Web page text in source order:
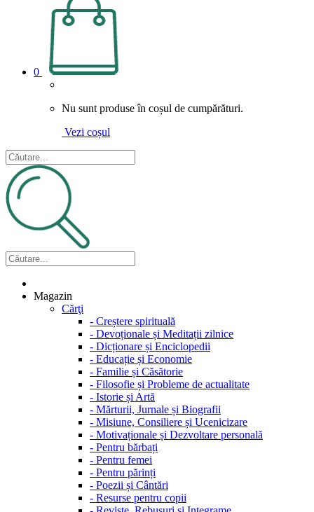
0
Nu sunt produse în coșul de cumpărături.
Vezi coșul
Magazin
Cărţi
- Creștere spirituală
- Devoționale și Meditații zilnice
- Dicționare și Enciclopedii
- Educație și Economie
- Familie și Căsătorie
- Filosofie și Probleme de actualitate
- Istorie și Artă
- Mărturii, Jurnale și Biografii
- Misiune, Consiliere și Ucenicizare
- Motivaționale și Dezvoltare personală
- Pentru bărbați
- Pentru femei
- Pentru părinți
- Poezii și Cântări
- Resurse pentru copii